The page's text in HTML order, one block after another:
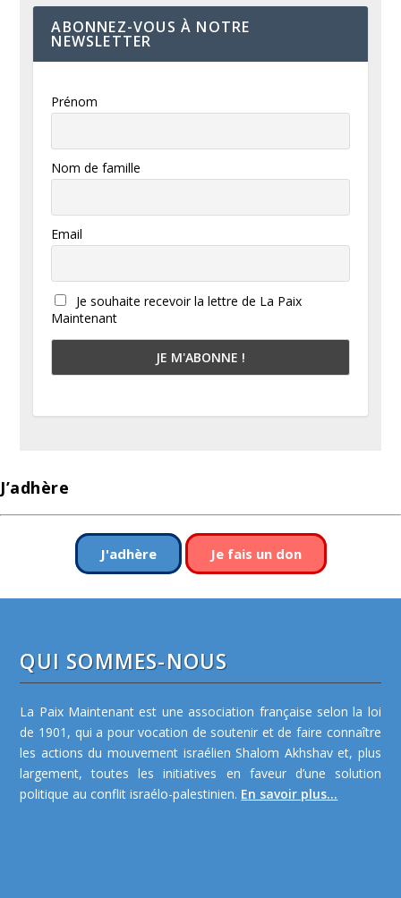
ABONNEZ-VOUS À NOTRE
NEWSLETTER
Prénom
Nom de famille
Email
Je souhaite recevoir la lettre de La Paix
Maintenant
J’adhère
J'adhère Je fais un don
QUI SOMMES-NOUS
La Paix Maintenant est une association française selon la loi
de 1901, qui a pour vocation de soutenir et de faire connaître
les actions du mouvement israélien Shalom Akhshav et, plus
largement, toutes les initiatives en faveur d’une solution
politique au conflit israélo-palestinien. En savoir plus...